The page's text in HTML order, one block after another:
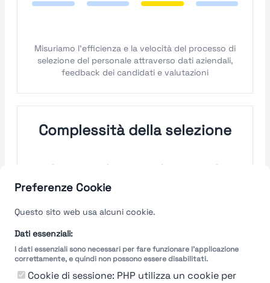
Preferenze Cookie
Questo sito web usa alcuni cookie.
Dati essenziali:
I dati essenziali sono necessari per fare funzionare l'applicazione
correttamente, e quindi non possono essere disabilitati.
Cookie di sessione: PHP utilizza un cookie per
Misuriamo l'efficienza e la velocità del processo di
selezione del personale attraverso dati aziendali,
feedback dei candidati e valutazioni
Complessità della selezione
Velocità del processo di
Molto
Breve Lungo
Molto